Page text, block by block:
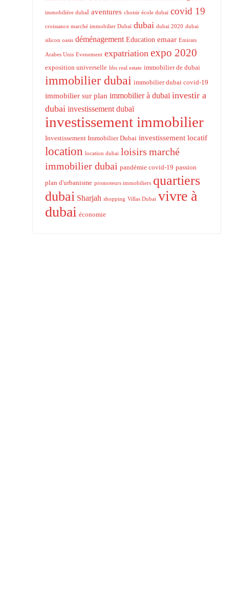
immobilière dubaÏ aventures choisir école dubaï covid 19
croissance marché immobilier Dubaï dubai dubai 2020 dubai
silicon oasis déménagement Education emaar Emirats
Arabes Unis Evenement expatriation expo 2020
exposition universelle hbs real estate immobilier de dubai
immobilier dubai immobilier dubai covid-19
immobilier sur plan immobilier à dubaï investir a
dubai investissement dubaï
investissement immobilier
Investissement Immobilier Dubai investissement locatif
location location dubai loisirs marché
immobilier dubai pandémie covid-19 passion
plan d'urbanisme promoteurs immobiliers quartiers
dubai Sharjah shopping Villas Dubai vivre à
dubai économie